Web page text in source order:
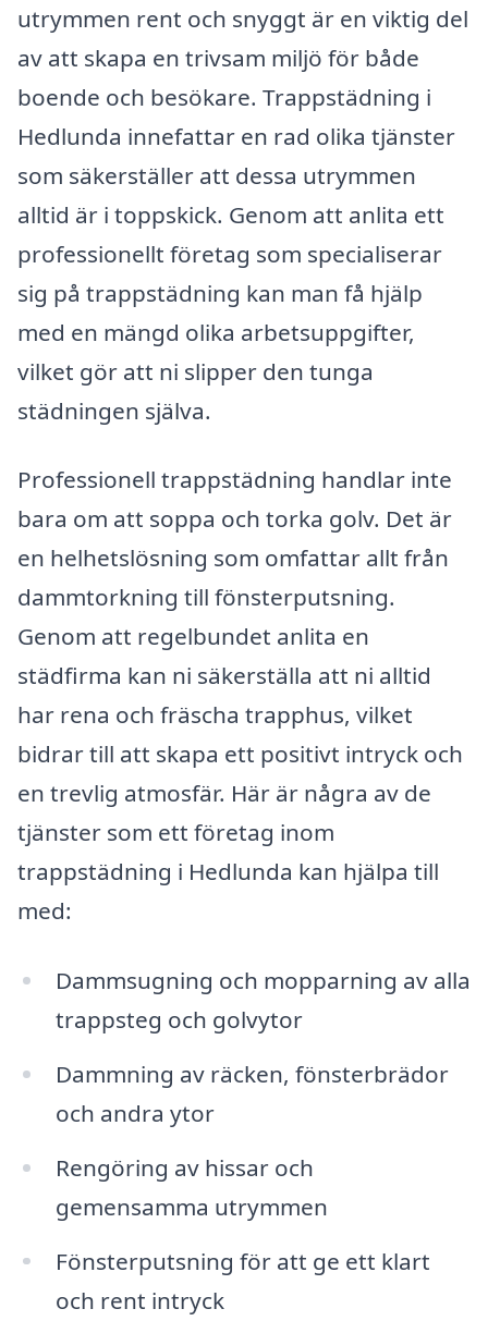
utrymmen rent och snyggt är en viktig del
av att skapa en trivsam miljö för både
boende och besökare. Trappstädning i
Hedlunda innefattar en rad olika tjänster
som säkerställer att dessa utrymmen
alltid är i toppskick. Genom att anlita ett
professionellt företag som specialiserar
sig på trappstädning kan man få hjälp
med en mängd olika arbetsuppgifter,
vilket gör att ni slipper den tunga
städningen själva.
Professionell trappstädning handlar inte
bara om att soppa och torka golv. Det är
en helhetslösning som omfattar allt från
dammtorkning till fönsterputsning.
Genom att regelbundet anlita en
städfirma kan ni säkerställa att ni alltid
har rena och fräscha trapphus, vilket
bidrar till att skapa ett positivt intryck och
en trevlig atmosfär. Här är några av de
tjänster som ett företag inom
trappstädning i Hedlunda kan hjälpa till
med:
Dammsugning och mopparning av alla
trappsteg och golvytor
Dammning av räcken, fönsterbrädor
och andra ytor
Rengöring av hissar och
gemensamma utrymmen
Fönsterputsning för att ge ett klart
och rent intryck